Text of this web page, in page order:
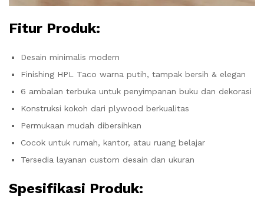
Fitur Produk:
Desain minimalis modern
Finishing HPL Taco warna putih, tampak bersih & elegan
6 ambalan terbuka untuk penyimpanan buku dan dekorasi
Konstruksi kokoh dari plywood berkualitas
Permukaan mudah dibersihkan
Cocok untuk rumah, kantor, atau ruang belajar
Tersedia layanan custom desain dan ukuran
Spesifikasi Produk: